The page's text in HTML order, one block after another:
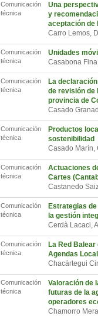
Comunicación
técnica
Una
y
aceptación de
Carro Lemos,
Comunicación
técnica
Unidades
Casabona
Comunicación
técnica
La
de revisión de
provincia de
Casado
Comunicación
técnica
Productos
sostenibilidad
Casado
Comunicación
técnica
Actuaciones
Cartes
Castanedo
Comunicación
técnica
Estrategias
la gestión
Cerdà Lacaci,
Comunicación
técnica
La Red
Agendas
Chacártegui
Comunicación
técnica
Valoración de
futuras de la
operadores
Chamorro